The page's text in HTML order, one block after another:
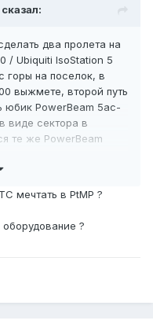
сказал:
два пролета на
/ Ubiquiti IsoStation 5
горы на поселок, в
выжмете, второй путь
юбик PowerBeam 5ac-
виде сектора в
те же PowerBeam
предпочтительнее, по
можно ставить
мечтать в PtMP ?
?